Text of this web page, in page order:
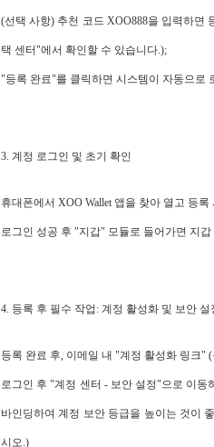
(선택 사항) 추천 코드 XOO888을 입력하면
택 센터"에서 확인할 수 있습니다.);
"등록 완료"를 클릭하면 시스템이 자동으로
3. 계정 로그인 및 초기 확인
휴대폰에서 XOO Wallet 앱을 찾아 열고 등
로그인 성공 후 "지갑" 모듈로 들어가면 지
4. 등록 후 필수 작업: 계정 활성화 및 보안 설
등록 완료 후, 이메일 내 "계정 활성화 링크"
로그인 후 "계정 센터 - 보안 설정"으로 이
바인딩하여 계정 보안 등급을 높이는 것이
시오.)